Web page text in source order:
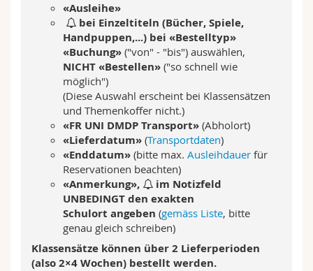
«Ausleihe»
bei Einzeltiteln (Bücher, Spiele,
Handpuppen,...) bei «Bestelltyp»
«Buchung» ("von" - "bis") auswählen,
NICHT «Bestellen» ("so schnell wie
möglich")
(Diese Auswahl erscheint bei Klassensätzen
und Themenkoffer nicht.)
«FR UNI DMDP Transport» (Abholort)
«Lieferdatum» (Transportdaten)
«Enddatum» (bitte max. Ausleihdauer für
Reservationen beachten)
«Anmerkung»,
im Notizfeld
UNBEDINGT den exakten
Schulort angeben (gemäss Liste, bitte
genau gleich schreiben)
Klassensätze können über 2 Lieferperioden
(also 2×4 Wochen) bestellt werden.